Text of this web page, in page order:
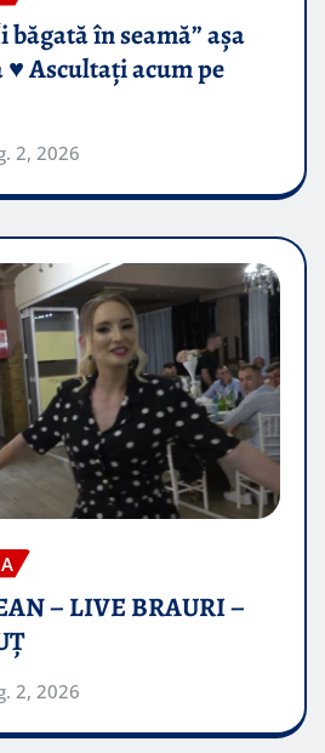
în seamă” așa
♥️ Ascultați acum pe
2, 2026
– LIVE BRAURI –
2, 2026